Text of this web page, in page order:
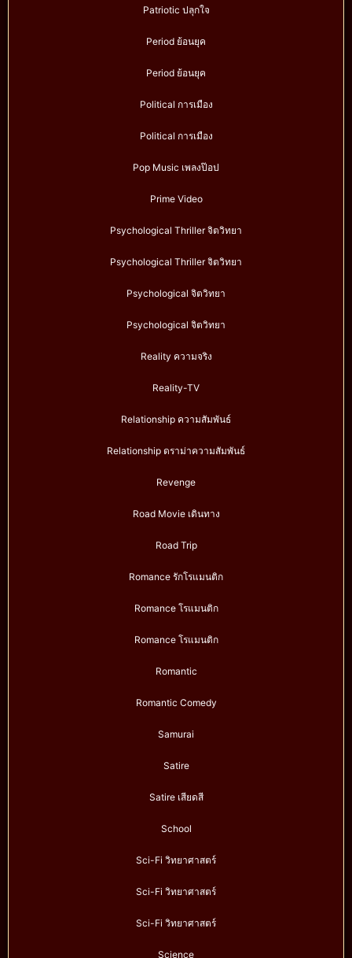
Patriotic ปลุกใจ
Period ย้อนยุค
Period ย้อนยุค
Political การเมือง
Political การเมือง
Pop Music เพลงป๊อป
Prime Video
Psychological Thriller จิตวิทยา
Psychological Thriller จิตวิทยา
Psychological จิตวิทยา
Psychological จิตวิทยา
Reality ความจริง
Reality-TV
Relationship ความสัมพันธ์
Relationship ดราม่าความสัมพันธ์
Revenge
Road Movie เดินทาง
Road Trip
Romance รักโรแมนติก
Romance โรแมนติก
Romance โรแมนติก
Romantic
Romantic Comedy
Samurai
Satire
Satire เสียดสี
School
Sci-Fi วิทยาศาสตร์
Sci-Fi วิทยาศาสตร์
Sci-Fi วิทยาศาสตร์
Science